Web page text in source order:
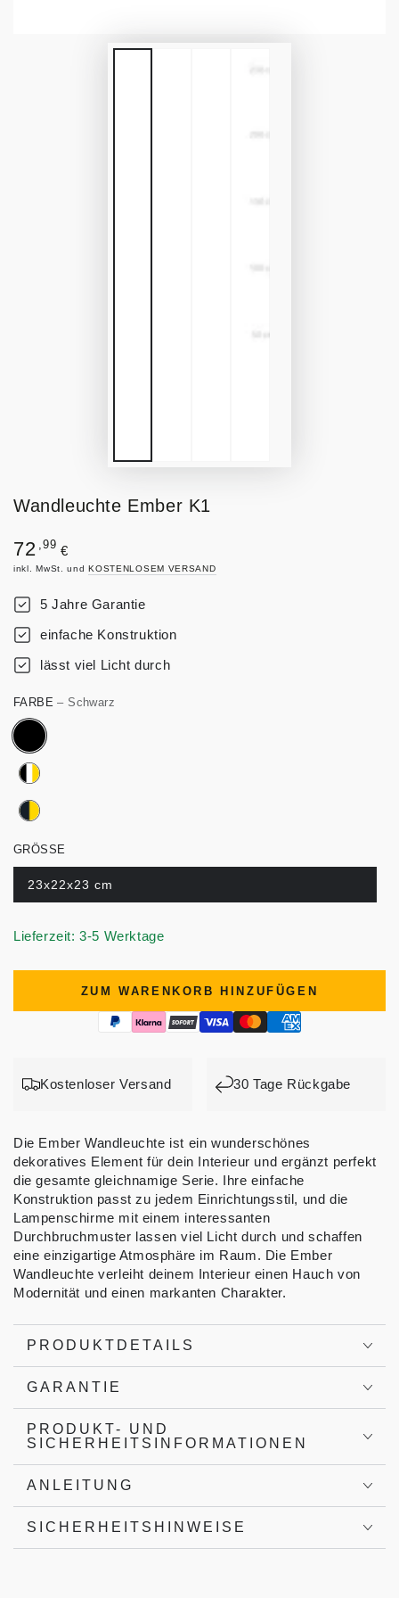
Wandleuchte Ember K1
Regulärer
Preis
72 ,99 €
inkl. MwSt. undKOSTENLOSEM VERSAND
5 Jahre Garantie
einfache Konstruktion
lässt viel Licht durch
FARBE– Schwarz
GRÖSSE
23x22x23 cm
Lieferzeit: 3-5 Werktage
ZUM WARENKORB HINZUFÜGEN
Kostenloser Versand 30 Tage Rückgabe
Die Ember Wandleuchte ist ein wunderschönes
dekoratives Element für dein Interieur und ergänzt perfekt
die gesamte gleichnamige Serie. Ihre einfache
Konstruktion passt zu jedem Einrichtungsstil, und die
Lampenschirme mit einem interessanten
Durchbruchmuster lassen viel Licht durch und schaffen
eine einzigartige Atmosphäre im Raum. Die Ember
Wandleuchte verleiht deinem Interieur einen Hauch von
Modernität und einen markanten Charakter.
PRODUKTDETAILS
GARANTIE
PRODUKT- UND
SICHERHEITSINFORMATIONEN
ANLEITUNG
SICHERHEITSHINWEISE